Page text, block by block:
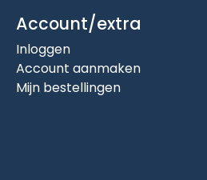
Account/extra
Inloggen
Account aanmaken
Mijn bestellingen